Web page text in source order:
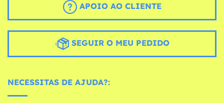
APOIO AO CLIENTE
SEGUIR O MEU PEDIDO
NECESSITAS DE AJUDA?: